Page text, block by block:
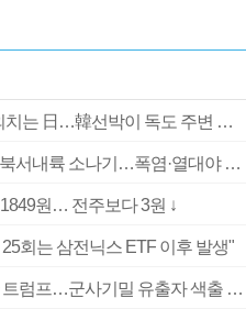
[속보] 여전히 ‘독도는 우리땅’ 외치는 日…韓선박이 독도 주변 해양조사 활동하자 반발
부산 울산 경남 구름 많고 경남 북서내륙 소나기…폭염·열대야 계속
원… 전주보다 3원 ↓
회는 삼전닉스 ETF 이후 발생"
‘탄약 부족 사태’ 보도에 격노한 트럼프…군사기밀 유출자 색출 지시